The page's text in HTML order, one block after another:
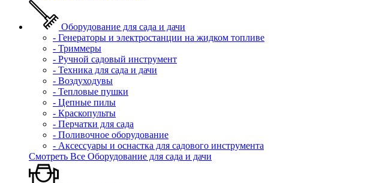
Оборудование для сада и дачи
- Генераторы и электростанции на жидком топливе
- Триммеры
- Ручной садовый инструмент
- Техника для сада и дачи
- Воздуходувы
- Тепловые пушки
- Цепные пилы
- Краскопульты
- Перчатки для сада
- Поливочное оборудование
- Аксессуары и оснастка для садового инструмента
Смотреть Все Оборудование для сада и дачи